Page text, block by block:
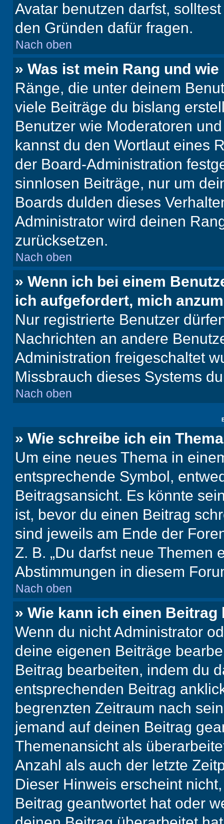
Avatar benutzen darfst,
den Gründen dafür fragen.
Nach oben
» Was ist mein Rang und
Ränge, die unter deinem
viele Beiträge du bislang
Benutzer wie Moderatoren
kannst du den Wortlaut eines
der Board-Administration
sinnlosen Beiträge, nur um
Boards dulden dieses
Administrator wird deinen
zurücksetzen.
Nach oben
» Wenn ich bei einem
ich aufgefordert, mich
Nur registrierte Benutzer
Nachrichten an andere
Administration freigeschaltet
Missbrauch dieses Systems
Nach oben
» Wie schreibe ich ein
Um eine neues Thema in
entsprechende Symbol,
Beitragsansicht. Es könnte
ist, bevor du einen Beitrag
sind jeweils am Ende der
Z. B. „Du darfst neue Themen
Abstimmungen in diesem
Nach oben
» Wie kann ich einen
Wenn du nicht Administrator
deine eigenen Beiträge
Beitrag bearbeiten, indem du
entsprechenden Beitrag
begrenzten Zeitraum nach
jemand auf deinen Beitrag
Themenansicht als
Anzahl als auch der letzte
Dieser Hinweis erscheint
Beitrag geantwortet hat oder